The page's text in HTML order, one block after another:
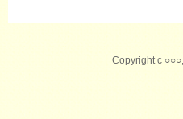
Copyright c